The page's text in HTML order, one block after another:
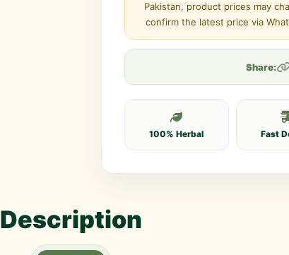
Pakistan, product prices may
confirm the latest price via
Share:
100% Herbal Fast
Description